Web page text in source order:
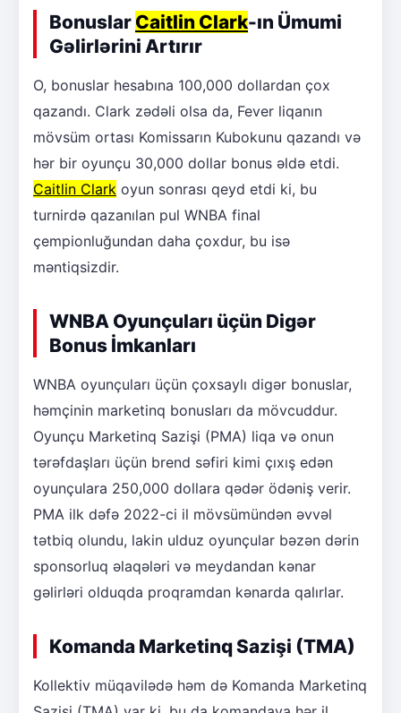
Bonuslar Caitlin Clark-ın Ümumi
Gəlirlərini Artırır
O, bonuslar hesabına 100,000 dollardan çox
qazandı. Clark zədəli olsa da, Fever liqanın
mövsüm ortası Komissarın Kubokunu qazandı və
hər bir oyunçu 30,000 dollar bonus əldə etdi.
Caitlin Clark oyun sonrası qeyd etdi ki, bu
turnirdə qazanılan pul WNBA final
çempionluğundan daha çoxdur, bu isə
məntiqsizdir.
WNBA Oyunçuları üçün Digər
Bonus İmkanları
WNBA oyunçuları üçün çoxsaylı digər bonuslar,
həmçinin marketinq bonusları da mövcuddur.
Oyunçu Marketinq Sazişi (PMA) liqa və onun
tərəfdaşları üçün brend səfiri kimi çıxış edən
oyunçulara 250,000 dollara qədər ödəniş verir.
PMA ilk dəfə 2022-ci il mövsümündən əvvəl
tətbiq olundu, lakin ulduz oyunçular bəzən dərin
sponsorluq əlaqələri və meydandan kənar
gəlirləri olduqda proqramdan kənarda qalırlar.
Komanda Marketinq Sazişi (TMA)
Kollektiv müqavilədə həm də Komanda Marketinq